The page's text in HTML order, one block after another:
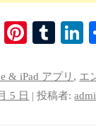
T
Pi
er
es
T
m
bl
& iPad アプリ , エ
5 日 |投稿者: